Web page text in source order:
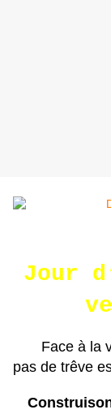
Jour
Face à la
pas de trêve